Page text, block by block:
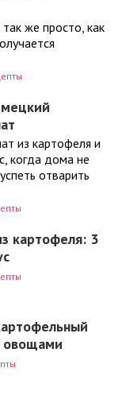
же просто, как
из картофеля и
когда дома не
отварить
картофеля: 3
овощами